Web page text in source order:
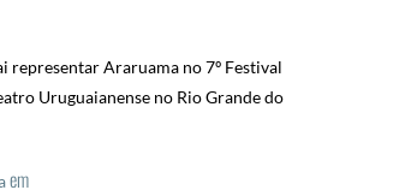
representar Araruama no 7º Festival
Uruguaianense no Rio Grande do
em